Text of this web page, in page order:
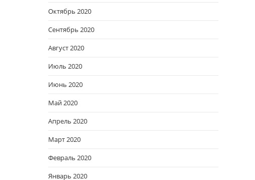
Октябрь 2020
Сентябрь 2020
Август 2020
Июль 2020
Июнь 2020
Май 2020
Апрель 2020
Март 2020
Февраль 2020
Январь 2020